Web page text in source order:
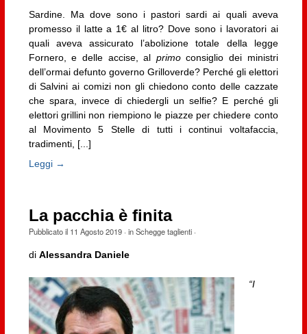
Sardine. Ma dove sono i pastori sardi ai quali aveva
promesso il latte a 1€ al litro? Dove sono i lavoratori ai
quali aveva assicurato l’abolizione totale della legge
Fornero, e delle accise, al primoconsiglio dei ministri
dell’ormai defunto governo Grilloverde? Perché gli elettori
di Salvini ai comizi non gli chiedono conto delle cazzate
che spara, invece di chiedergli un selfie? E perché gli
elettori grillini non riempiono le piazze per chiedere conto
al Movimento 5 Stelle di tutti i continui voltafaccia,
tradimenti, [...]
Leggi →
La pacchia è finita
Pubblicato il 11 Agosto 2019· inSchegge taglienti·
di Alessandra Daniele
“I